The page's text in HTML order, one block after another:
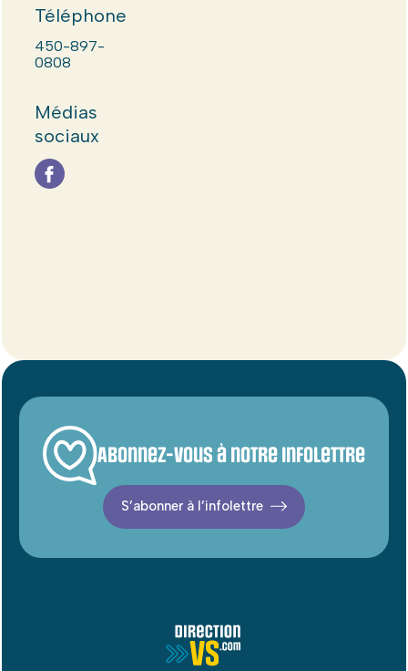
Téléphone
450-897-
0808
Médias
sociaux
Abonnez-vous à notre infolettre
S’abonner à l’infolettre